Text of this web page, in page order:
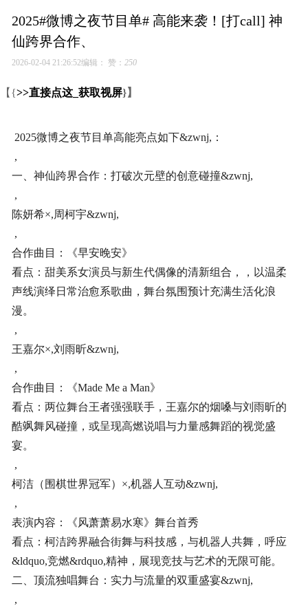
2025#微博之夜节目单# 高能来袭！[打call] 神
仙跨界合作、
2026-02-04 21:26:52编辑： 赞：250
【{>>直接点这_获取视屏}】
2025微博之夜节目单高能亮点如下&zwnj,：
,
一、神仙跨界合作：打破次元壁的创意碰撞&zwnj,
,
陈妍希×,周柯宇&zwnj,
,
合作曲目：《早安晚安》
看点：甜美系女演员与新生代偶像的清新组合，，以温柔
声线演绎日常治愈系歌曲，舞台氛围预计充满生活化浪
漫。
,
王嘉尔×,刘雨昕&zwnj,
,
合作曲目：《Made Me a Man》
看点：两位舞台王者强强联手，王嘉尔的烟嗓与刘雨昕的
酷飒舞风碰撞，或呈现高燃说唱与力量感舞蹈的视觉盛
宴。
,
柯洁（围棋世界冠军）×,机器人互动&zwnj,
,
表演内容：《风萧萧易水寒》舞台首秀
看点：柯洁跨界融合街舞与科技感，与机器人共舞，呼应
&ldquo,竞燃&rdquo,精神，展现竞技与艺术的无限可能。
二、顶流独唱舞台：实力与流量的双重盛宴&zwnj,
,